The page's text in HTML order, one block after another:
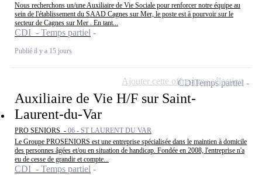
Nous recherchons un/une Auxiliaire de Vie Sociale pour renforcer notre équipe au
sein de l'établissement du SAAD Cagnes sur Mer, le poste est à pourvoir sur le
secteur de Cagnes sur Mer . En tant...
CDI - Temps partiel
Publié il y a 15 jours
Auxiliaire de Vie H/F sur Saint-
Laurent-du-Var
PRO SENIORS - 06 - ST LAURENT DU VAR
Le Groupe PROSENIORS est une entreprise spécialisée dans le maintien à domicile
des personnes âgées et/ou en situation de handicap. Fondée en 2008, l'entreprise n'a
eu de cesse de grandir et compte...
CDI - Temps partiel
CDITemps partiel
Ajouter cette offre à ma sélection